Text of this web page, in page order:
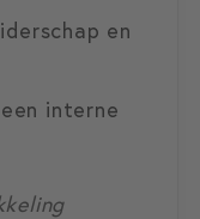
en
interne